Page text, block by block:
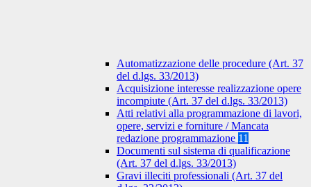
Automatizzazione delle procedure (Art. 37
del d.lgs. 33/2013)
Acquisizione interesse realizzazione opere
incompiute (Art. 37 del d.lgs. 33/2013)
Atti relativi alla programmazione di lavori,
opere, servizi e forniture / Mancata
redazione programmazione 11
Documenti sul sistema di qualificazione
(Art. 37 del d.lgs. 33/2013)
Gravi illeciti professionali (Art. 37 del